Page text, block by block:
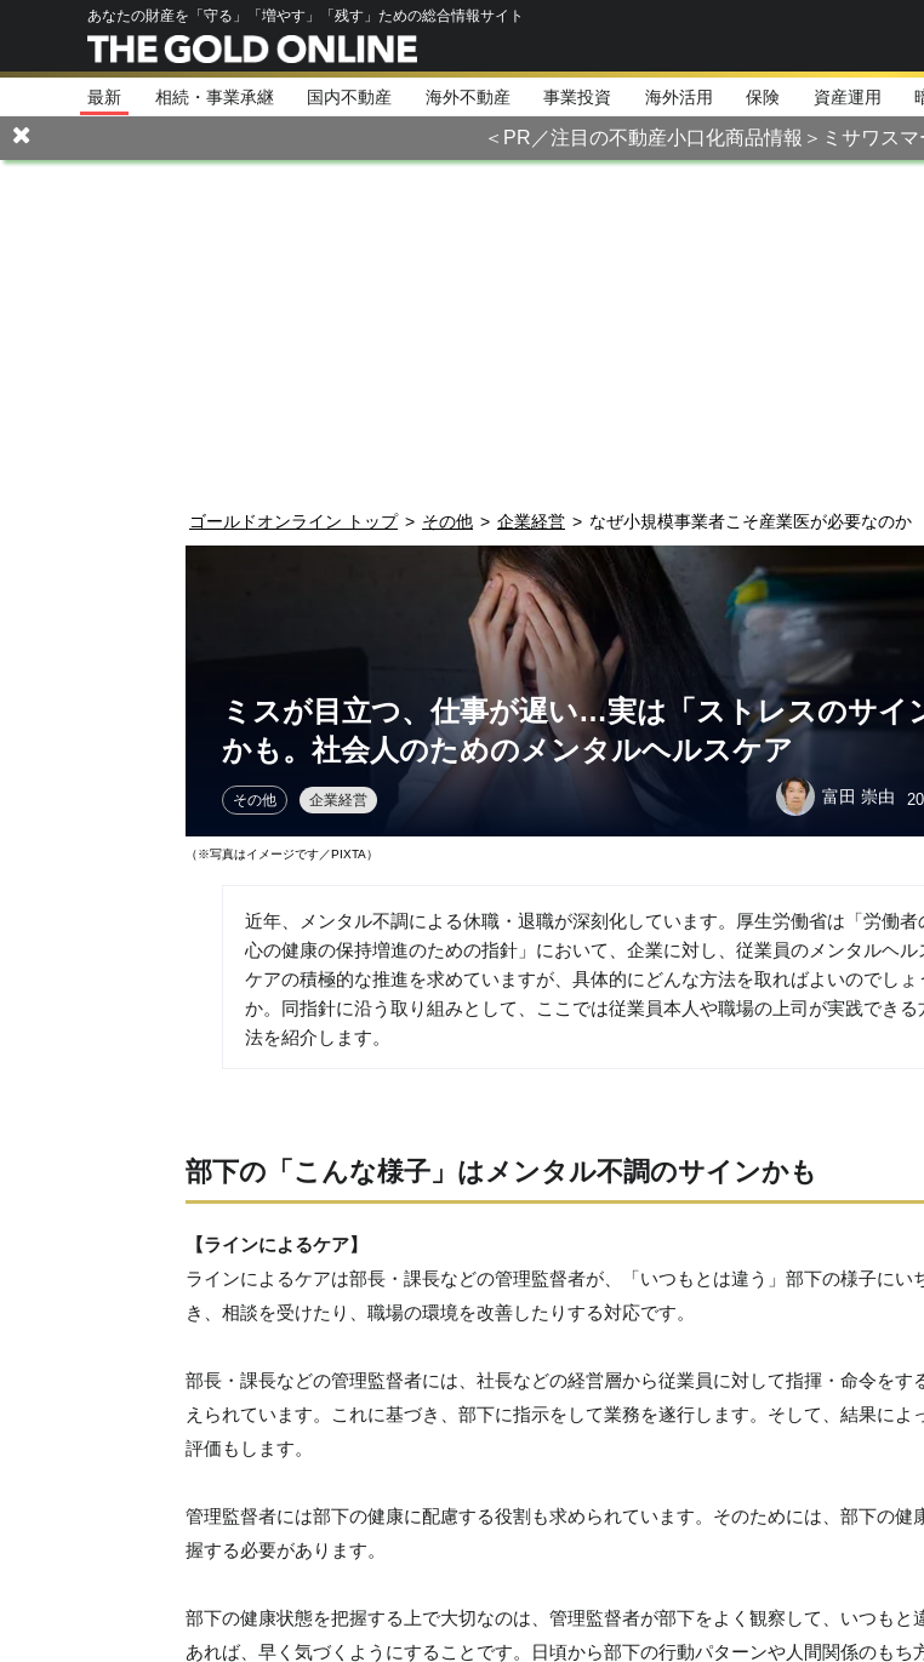
あなたの財産を「守る」「増やす」「残す」ための総合情報サイト
最新 相続・事業承継 国内不動産 海外不動産 事業投資 海外活用 保険 資産運用
＜PR／注目の不動産小口化商品情報＞ミサワスマ
ゴールドオンライン トップ > その他 > 企業経営 > なぜ小規模事業者こそ産業医が必要なのか
ミスが目立つ、仕事が遅い…実は「ストレスのサイ
かも。社会人のためのメンタルヘルスケア
その他 企業経営 富田 崇由
（※写真はイメージです／PIXTA）
近年、メンタル不調による休職・退職が深刻化しています。厚生労働省は「労働者
心の健康の保持増進のための指針」において、企業に対し、従業員のメンタルヘル
ケアの積極的な推進を求めていますが、具体的にどんな方法を取ればよいのでしょ
か。同指針に沿う取り組みとして、ここでは従業員本人や職場の上司が実践できる
法を紹介します。
部下の「こんな様子」はメンタル不調のサインかも
【ラインによるケア】
ラインによるケアは部長・課長などの管理監督者が、「いつもとは違う」部下の様子にい
き、相談を受けたり、職場の環境を改善したりする対応です。
部長・課長などの管理監督者には、社長などの経営層から従業員に対して指揮・命令をす
えられています。これに基づき、部下に指示をして業務を遂行します。そして、結果によ
評価もします。
管理監督者には部下の健康に配慮する役割も求められています。そのためには、部下の健
握する必要があります。
部下の健康状態を把握する上で大切なのは、管理監督者が部下をよく観察して、いつもと
あれば、早く気づくようにすることです。日頃から部下の行動パターンや人間関係のもち